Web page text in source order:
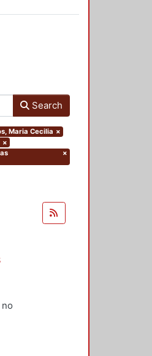
Search
Maria Cecilia ×
×
×